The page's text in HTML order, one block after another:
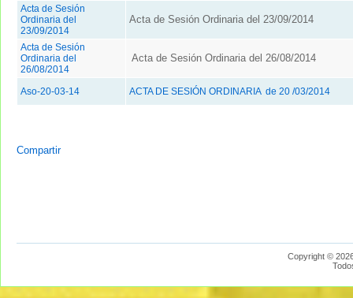
Acta de Sesión
Ordinaria del
23/09/2014
Acta de Sesión Ordinaria del 23/09/2014
Acta de Sesión
Ordinaria del
26/08/2014
Acta de Sesión Ordinaria del 26/08/2014
Aso-20-03-14 ACTA DE SESIÓN ORDINARIA de 20 /03/2014
Compartir
Copyright ©